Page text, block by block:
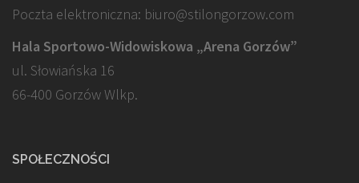
Poczta elektroniczna: biuro@stilongorzow.com
Hala Sportowo-Widowiskowa „Arena Gorzów”
ul. Słowiańska 16
66-400 Gorzów Wlkp.
SPOŁECZNOŚCI